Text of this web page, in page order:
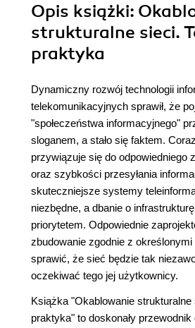
Opis książki:
strukturalne sieci.
praktyka
Dynamiczny rozwój technologii
telekomunikacyjnych sprawił, że
"społeczeństwa informacyjnego"
sloganem, a stało się faktem.
przywiązuje się do odpowiedniego
oraz szybkości przesyłania
skuteczniejsze systemy
niezbędne, a dbanie o
priorytetem. Odpowiednie
zbudowanie zgodnie z
sprawić, że sieć będzie tak
oczekiwać tego jej użytkownicy.
Książka "Okablowanie strukturalne
praktyka" to doskonały